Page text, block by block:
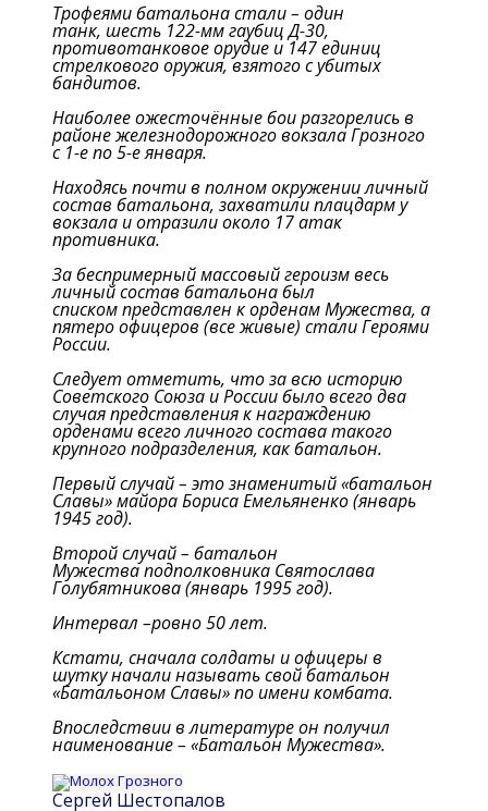
Трофеями батальона стали – один
танк, шесть 122-мм гаубиц Д-30,
противотанковое орудие и 147 единиц
стрелкового оружия, взятого с убитых
бандитов.
Наиболее ожесточённые бои разгорелись в
районе железнодорожного вокзала Грозного
с 1-е по 5-е января.
Находясь почти в полном окружении личный
состав батальона, захватили плацдарм у
вокзала и отразили около 17 атак
противника.
За беспримерный массовый героизм весь
личный состав батальона был
списком представлен к орденам Мужества, а
пятеро офицеров (все живые) стали Героями
России.
Следует отметить, что за всю историю
Советского Союза и России было всего два
случая представления к награждению
орденами всего личного состава такого
крупного подразделения, как батальон.
Первый случай – это знаменитый «батальон
Славы» майора Бориса Емельяненко (январь
1945 год).
Второй случай – батальон
Мужества подполковника Святослава
Голубятникова (январь 1995 год).
Интервал –ровно 50 лет.
Кстати, сначала солдаты и офицеры в
шутку начали называть свой батальон
«Батальоном Славы» по имени комбата.
Впоследствии в литературе он получил
наименование – «Батальон Мужества».
Сергей Шестопалов